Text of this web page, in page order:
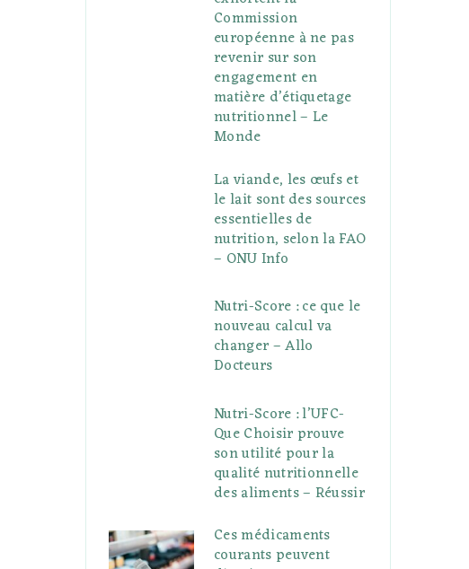
Commission
européenne à ne pas
revenir sur son
engagement en
matière d’étiquetage
nutritionnel – Le
Monde
La viande, les œufs et
le lait sont des sources
essentielles de
nutrition, selon la FAO
– ONU Info
Nutri-Score : ce que le
nouveau calcul va
changer – Allo
Docteurs
Nutri-Score : l’UFC-
Que Choisir prouve
son utilité pour la
qualité nutritionnelle
des aliments – Réussir
Ces médicaments
courants peuvent